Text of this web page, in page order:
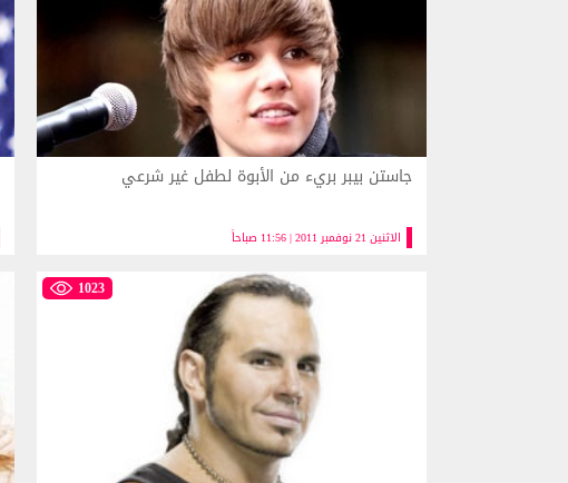
الاثنين 21 نوفمبر 2011 | 11:56 صباحاً
جاستن بيبر بريء من الأبوة لطفل غير شرعي
1023